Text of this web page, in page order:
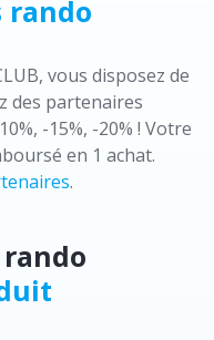
rando
vous disposez de
des partenaires
-15%, -20% ! Votre
en 1 achat.
.